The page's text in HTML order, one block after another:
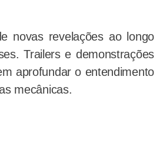
novas revelações ao longo
Trailers e demonstrações
aprofundar o entendimento
mecânicas.